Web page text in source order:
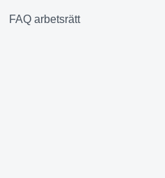
FAQ arbetsrätt